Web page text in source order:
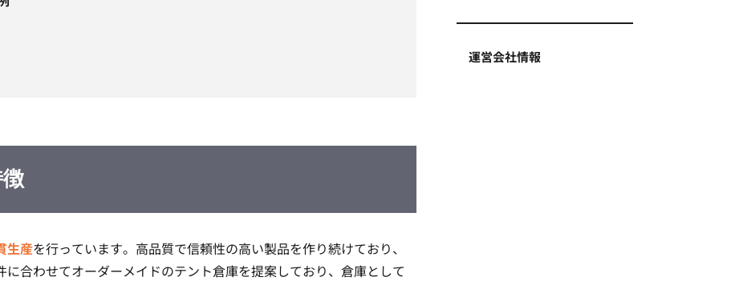
生産を行っています。高品質で信頼性の高い製品を作り続けており、
合わせてオーダーメイドのテント倉庫を提案しており、倉庫として
運営会社情報